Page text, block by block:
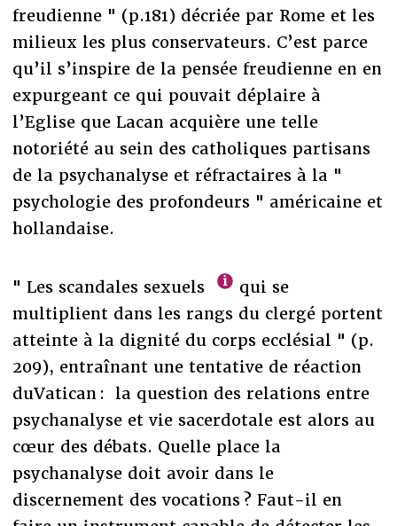
freudienne " (p.181) décriée par Rome et les
milieux les plus conservateurs. C’est parce
qu’il s’inspire de la pensée freudienne en en
expurgeant ce qui pouvait déplaire à
l’Eglise que Lacan acquière une telle
notoriété au sein des catholiques partisans
de la psychanalyse et réfractaires à la "
psychologie des profondeurs " américaine et
hollandaise.
" Les scandales sexuels
qui se
multiplient dans les rangs du clergé portent
atteinte à la dignité du corps ecclésial " (p.
209), entraînant une tentative de réaction
duVatican : la question des relations entre
psychanalyse et vie sacerdotale est alors au
cœur des débats. Quelle place la
psychanalyse doit avoir dans le
discernement des vocations ? Faut-il en